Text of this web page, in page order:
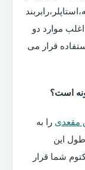
موارد دو
قرار می
است؟
مقعدی را به
این
شما قرار